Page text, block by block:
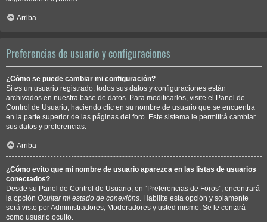
Arriba
Preferencias de usuario y configuraciones
¿Cómo se puede cambiar mi configuración?
Si es un usuario registrado, todos sus datos y configuraciones están
archivados en nuestra base de datos. Para modificarlos, visite el Panel de
Control de Usuario; haciendo clic en su nombre de usuario que se encuentra
en la parte superior de las páginas del foro. Este sistema le permitirá cambiar
sus datos y preferencias.
Arriba
¿Cómo evito que mi nombre de usuario aparezca en las listas de usuarios
conectados?
Desde su Panel de Control de Usuario, en “Preferencias de Foros”, encontrará
la opción Ocultar mi estado de conexións . Habilite esta opción y solamente
será visto por Administradores, Moderadores y usted mismo. Se le contará
como usuario oculto.